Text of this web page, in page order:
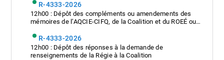
R-4333-2026
12h00 : Dépôt des compléments ou amendements des
mémoires de l’AQCIE-CIFQ, de la Coalition et du ROEÉ ou
les compléments de réponses du Distributeur
R-4333-2026
12h00 : Dépôt des réponses à la demande de
renseignements de la Régie à la Coalition